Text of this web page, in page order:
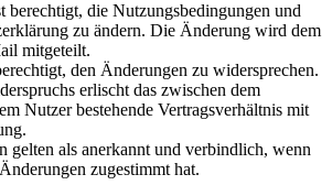
berechtigt, die Nutzungsbedingungen und
zu ändern. Die Änderung wird dem
mitgeteilt.
den Änderungen zu widersprechen.
erlischt das zwischen dem
Nutzer bestehende Vertragsverhältnis mit
gelten als anerkannt und verbindlich, wenn
zugestimmt hat.